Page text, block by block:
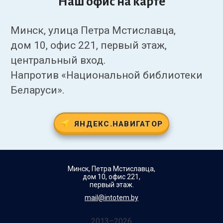
Минск, улица Петра Мстиславца,
дом 10, офис 221, первый этаж,
центральный вход.
Напротив «Национальной библиотеки
Беларуси».
ЯНДЕКС.НАВИГАТОР
Минск, Петра Мстиславца,
дом 10, офис 221,
первый этаж.
mail@intotem.by